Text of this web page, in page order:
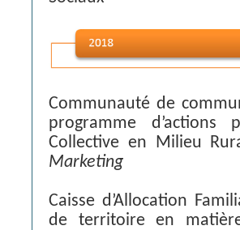
Communauté de
programme
Collective en Milieu
Marketing
Caisse d’Allocation
de territoire en